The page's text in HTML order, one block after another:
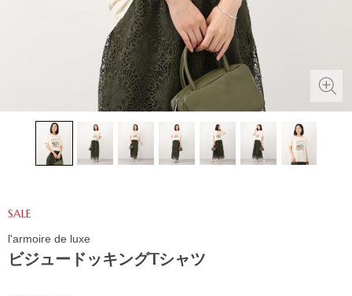
ビジュードッキングTシャツ
SALE
l'armoire de luxe